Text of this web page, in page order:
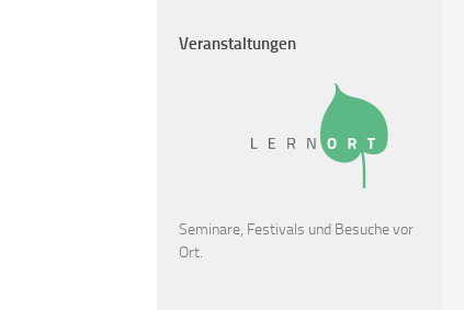
Veranstaltungen
Seminare, Festivals und Besuche vor
Ort.